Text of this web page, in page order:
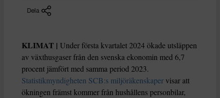
Dela
KLIMAT | Under första kvartalet 2024 ökade utsläppen
av växthusgaser från den svenska ekonomin med 6,7
procent jämfört med samma period 2023.
Statistikmyndigheten SCB:s miljöräkenskaper visar att
ökningen främst kommer från hushållens personbilar,